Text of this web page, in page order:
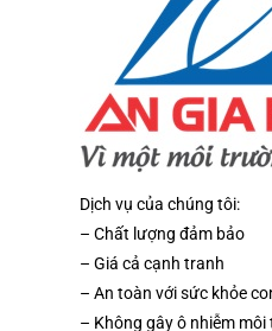
Dịch vụ của chúng tôi:
– Chất lượng đảm bảo
– Giá cả cạnh tranh
– An toàn với sức khỏe
– Không gây ô nhiễm môi